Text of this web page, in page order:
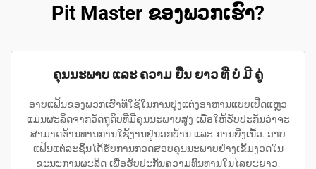
Pit Master ຂອງພວກເຮົາ?
ຄຸນນະພາບ ແລະ ຄວາມ ຍືນ ຍາວ ທີ່ ບໍ່ ມີ ຄູ່
ອາບແຟ້ນຂອງພວກເຮົາທີ່ໃຊ້ໃນການປຸງແຕ່ງອາຫານແບບເປີດແຫຼວ
ແມ່ນຜະລິດຈາກວັດຖຸດິບທີ່ມີຄຸນນະພາບສູງ ເພື່ອໃຫ້ຮັບປະກັນວ່າຈະ
ສາມາດຕ້ານທານການໃຊ້ງານຢູ່ນອກບ້ານ ແລະ ການຍີ່ງເນື້ອ. ອາບ
ແຟ້ນແຕ່ລະຊິ້ນໄດ້ຮັບການກວດສອບຄຸນນະພາບຢ່າງເຂັ້ມງວດໃນ
ຂະນະການຜະລິດ ເພື່ອຮັບປະກັນຄວາມທົນທານໃນໄລຍະຍາວ.